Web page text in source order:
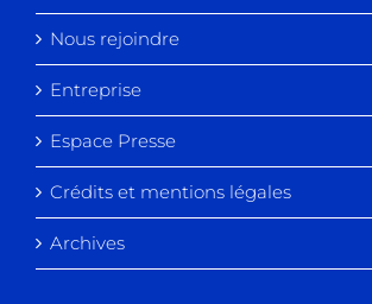
Nous rejoindre
Entreprise
Espace Presse
Crédits et mentions légales
Archives